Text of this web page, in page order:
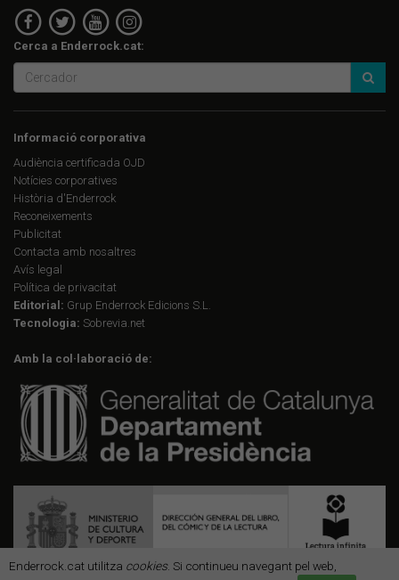
Enderrock.cat utilitza cookies. Si continueu navegant pel web,
Cerca a Enderrock.cat:
Informació corporativa
Audiència certificada OJD
Notícies corporatives
Història d'Enderrock
Reconeixements
Publicitat
Contacta amb nosaltres
Avís legal
Política de privacitat
Editorial: Grup Enderrock Edicions S.L.
Tecnologia: Sobrevia.net
Amb la col·laboració de: